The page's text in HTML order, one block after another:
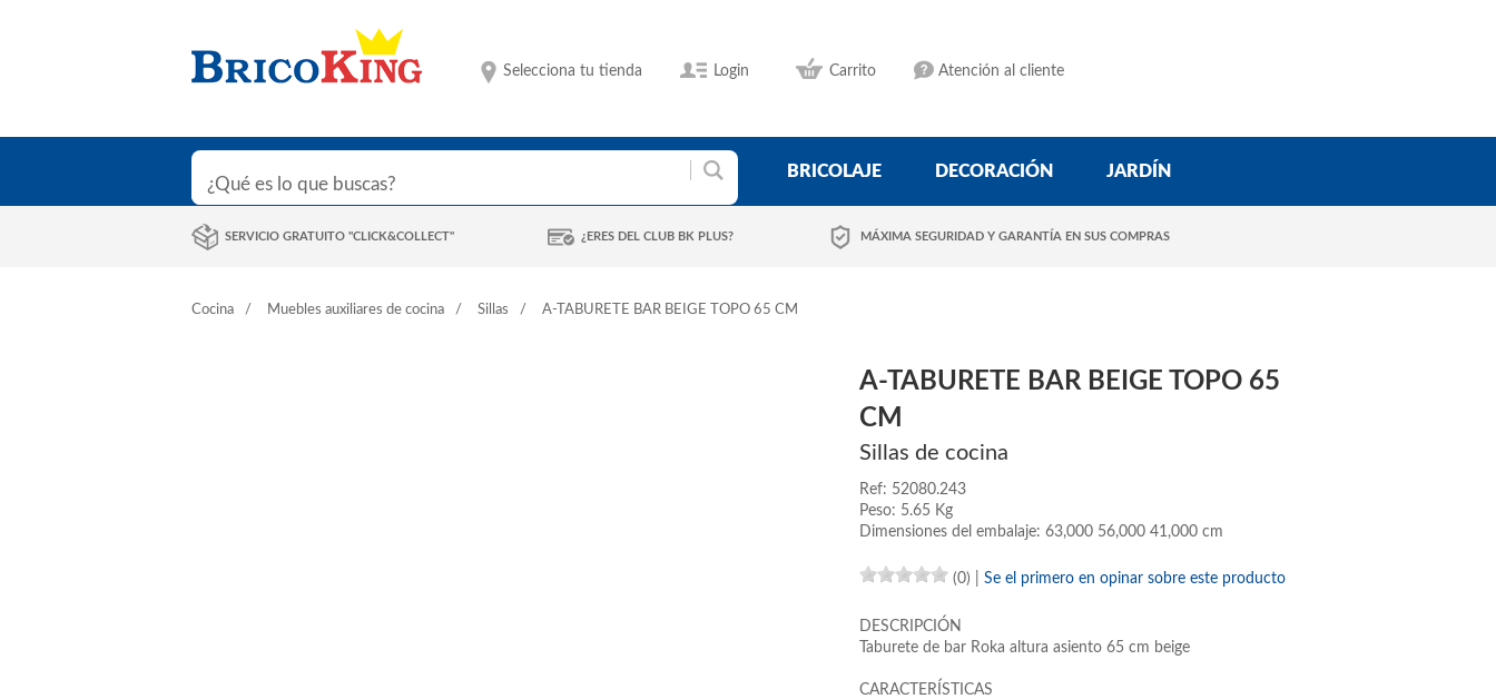
Selecciona tu tienda Login Carrito Atención al cliente
BRICOLAJE DECORACIÓN JARDÍN
SERVICIO GRATUITO "CLICK&COLLECT" ¿ERES DEL CLUB BK PLUS? MÁXIMA SEGURIDAD Y GARANTÍA EN SUS COMPRAS
Cocina Muebles auxiliares de cocina Sillas A-TABURETE BAR BEIGE TOPO 65 CM
A-TABURETE BAR BEIGE TOPO 65
CM
Sillas de cocina
Ref: 52080.243
Peso: 5.65 Kg
Dimensiones del embalaje: 63,000 56,000 41,000 cm
(0) Se el primero en opinar sobre este producto
DESCRIPCIÓN
Taburete de bar Roka altura asiento 65 cm beige
CARACTERÍSTICAS